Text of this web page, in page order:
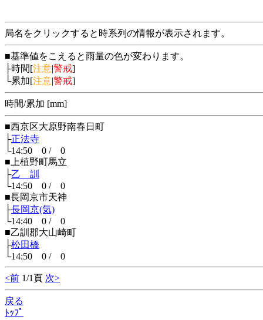
局名をクリックすると時系列の情報が表示されます。
■基準値をこえると雨量の色が変わります。
├時間[注意|警戒]
└累加[注意|警戒]
時間/累加 [mm]
■西京区大原野南春日町
├正法寺
└14:50 0 / 0
■上植野町馬立
├乙 訓
└14:50 0 / 0
■長岡京市天神
├長岡京(気)
└14:40 0 / 0
■乙訓郡大山崎町
├松田橋
└14:50 0 / 0
<前 1/1頁 次>
戻る
ﾄｯﾌﾟ